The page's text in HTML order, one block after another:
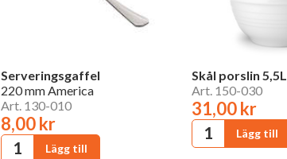
Serveringsgaffel
220 mm America
Art. 130-010
8,00 kr
Skål porslin 5,5L
Art. 150-030
31,00 kr